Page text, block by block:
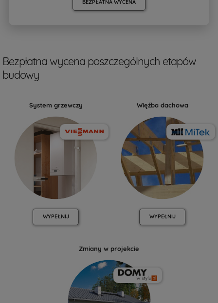
BEZPŁATNA WYCENA
Bezpłatna wycena poszczególnych etapów
budowy
System grzewczy
WYPEŁNIJ
Więźba dachowa
WYPEŁNIJ
Zmiany w projekcie